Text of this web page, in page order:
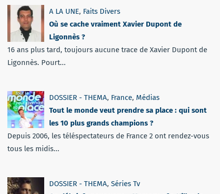
A LA UNE, Faits Divers
Où se cache vraiment Xavier Dupont de
Ligonnès ?
16 ans plus tard, toujours aucune trace de Xavier Dupont de
Ligonnès. Pourt...
DOSSIER - THEMA, France, Médias
Tout le monde veut prendre sa place : qui sont
les 10 plus grands champions ?
Depuis 2006, les téléspectateurs de France 2 ont rendez-vous
tous les midis...
DOSSIER - THEMA, Séries Tv